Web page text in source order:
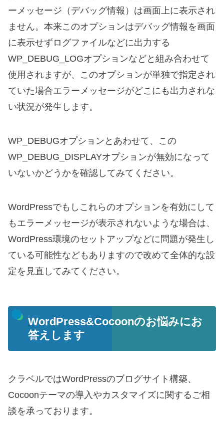
ーメッセージ（デバッグ情報）は画面上に表示され
ません。本来このオプションはデバッグ情報を画面
に表示せずログファイルなどに出力する
WP_DEBUG_LOGオプションなどと組み合わせて
使用されますが、このオプションが単独で指定され
ていた場合エラーメッセージがどこにも出力されな
い状況が発生します。
WP_DEBUGオプションとあわせて、この
WP_DEBUG_DISPLAYオプションが無効になって
いないかどうかを確認してみてください。
WordPressでもしこれらのオプションを有効にして
もエラーメッセージが表示されないような場合は、
WordPress環境のセットアップなどに問題が発生し
ている可能性などもありますので改めて全体的な設
定を見直してみてください。
WordPress&Cocoonのお悩みにお
答えします
クラベルではWordPressのブログサイト構築、
Cocoonテーマの導入やカスタマイズに関するご相
談を承っております。